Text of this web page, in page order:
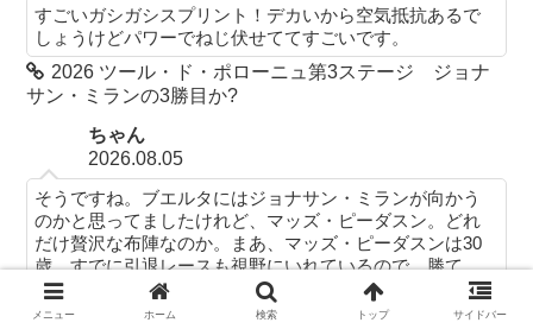
すごいガシガシスプリント！デカいから空気抵抗あるで
しょうけどパワーでねじ伏せててすごいです。
2026 ツール・ド・ポローニュ第3ステージ ジョナ
サン・ミランの3勝目か?
ちゃん
2026.08.05
そうですね。ブエルタにはジョナサン・ミランが向かう
のかと思ってましたけれど、マッズ・ピーダスン。どれ
だけ贅沢な布陣なのか。まあ、マッズ・ピーダスンは30
歳、すでに引退レースも視野にいれているので、勝て...
2026 ツール・ド・ポローニュ第2ステージ またも
ジョナサン・ミランVSポール・マグニエか?
メニュー ホーム 検索 トップ サイドバー